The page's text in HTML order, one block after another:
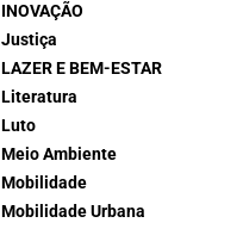
INOVAÇÃO
Justiça
LAZER E BEM-ESTAR
Literatura
Luto
Meio Ambiente
Mobilidade
Mobilidade Urbana